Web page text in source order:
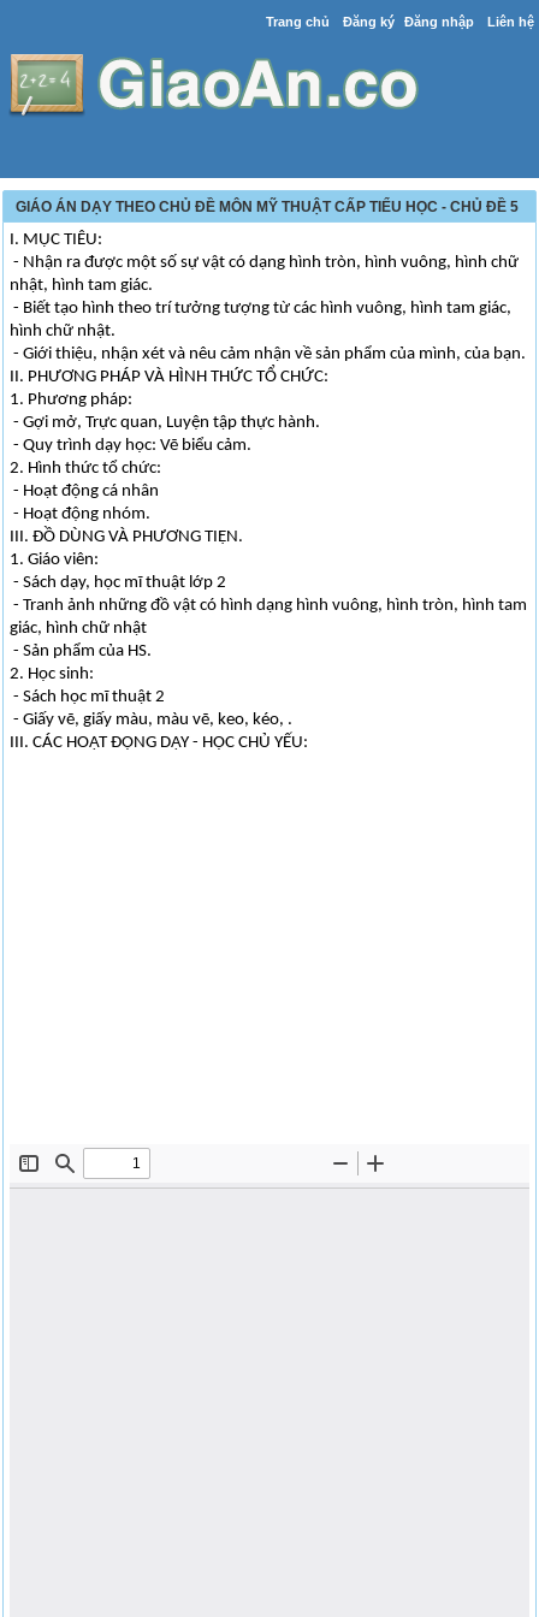
Trang chủ Đăng ký Đăng nhập Liên hệ
GIÁO ÁN DẠY THEO CHỦ ĐỀ MÔN MỸ THUẬT CẤP TIỂU HỌC - CHỦ ĐỀ 5
I. MỤC TIÊU:
- Nhận ra được một số sự vật có dạng hình tròn, hình vuông, hình chữ
nhật, hình tam giác.
- Biết tạo hình theo trí tưởng tượng từ các hình vuông, hình tam giác,
hình chữ nhật.
- Giới thiệu, nhận xét và nêu cảm nhận về sản phẩm của mình, của bạn.
II. PHƯƠNG PHÁP VÀ HÌNH THỨC TỔ CHỨC:
1. Phương pháp:
- Gợi mở, Trực quan, Luyện tập thực hành.
- Quy trình dạy học: Vẽ biểu cảm.
2. Hình thức tổ chức:
- Hoạt động cá nhân
- Hoạt động nhóm.
III. ĐỒ DÙNG VÀ PHƯƠNG TIỆN.
1. Giáo viên:
- Sách dạy, học mĩ thuật lớp 2
- Tranh ảnh những đồ vật có hình dạng hình vuông, hình tròn, hình tam
giác, hình chữ nhật
- Sản phẩm của HS.
2. Học sinh:
- Sách học mĩ thuật 2
- Giấy vẽ, giấy màu, màu vẽ, keo, kéo, .
III. CÁC HOẠT ĐỘNG DẠY - HỌC CHỦ YẾU: